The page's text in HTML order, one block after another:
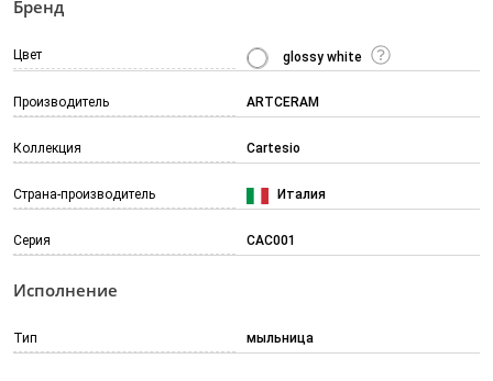
Бренд
Цвет glossy white
Производитель ARTCERAM
Коллекция Cartesio
Страна-производитель Италия
Серия CAC001
Исполнение
Тип мыльница